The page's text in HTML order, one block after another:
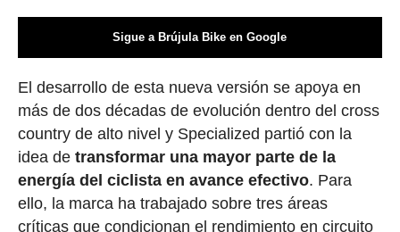
Sigue a Brújula Bike en Google
El desarrollo de esta nueva versión se apoya en
más de dos décadas de evolución dentro del cross
country de alto nivel y Specialized partió con la
idea de transformar una mayor parte de la
energía del ciclista en avance efectivo. Para
ello, la marca ha trabajado sobre tres áreas
críticas que condicionan el rendimiento en circuito